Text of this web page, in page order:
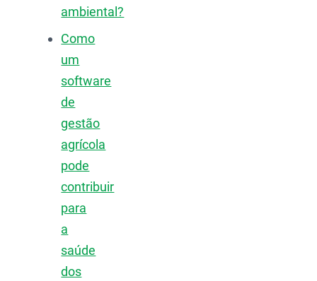
ambiental?
Como
um
software
de
gestão
agrícola
pode
contribuir
para
a
saúde
dos